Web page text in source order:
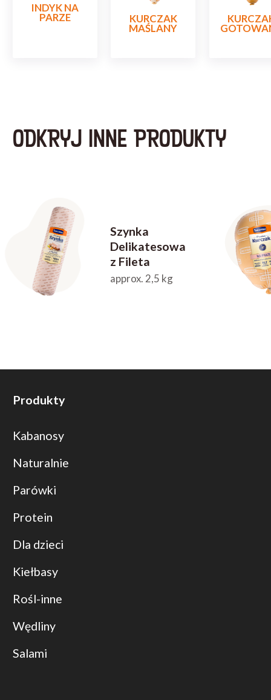
INDYK NA
PARZE KURCZAK
MAŚLANY
ODKRYJ INNE PRODUKTY
Szynka
Delikatesowa
z Fileta
approx. 2,5 kg
Produkty
Kabanosy
Naturalnie
Parówki
Protein
Dla dzieci
Kiełbasy
Rośl-inne
Wędliny
Salami